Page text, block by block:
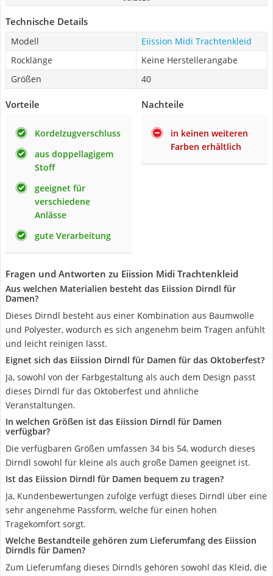
Technische Details
Modell
Eiission Midi Trachtenkleid
Rocklänge
Keine Herstellerangabe
Größen
40
Vorteile
Kordelzugverschluss
aus doppellagigem
Stoff
geeignet für
verschiedene
Anlässe
gute Verarbeitung
Nachteile
in keinen weiteren
Farben erhältlich
Fragen und Antworten zu Eiission Midi Trachtenkleid
Aus welchen Materialien besteht das Eiission Dirndl für
Damen?
Dieses Dirndl besteht aus einer Kombination aus Baumwolle
und Polyester, wodurch es sich angenehm beim Tragen anfühlt
und leicht reinigen lässt.
Eignet sich das Eiission Dirndl für Damen für das Oktoberfest?
Ja, sowohl von der Farbgestaltung als auch dem Design passt
dieses Dirndl für das Oktoberfest und ähnliche
Veranstaltungen.
In welchen Größen ist das Eiission Dirndl für Damen
verfügbar?
Die verfügbaren Größen umfassen 34 bis 54, wodurch dieses
Dirndl sowohl für kleine als auch große Damen geeignet ist.
Ist das Eiission Dirndl für Damen bequem zu tragen?
Ja, Kundenbewertungen zufolge verfügt dieses Dirndl über eine
sehr angenehme Passform, welche für einen hohen
Tragekomfort sorgt.
Welche Bestandteile gehören zum Lieferumfang des Eiission
Dirndls für Damen?
Zum Lieferumfang dieses Dirndls gehören sowohl das Kleid, die